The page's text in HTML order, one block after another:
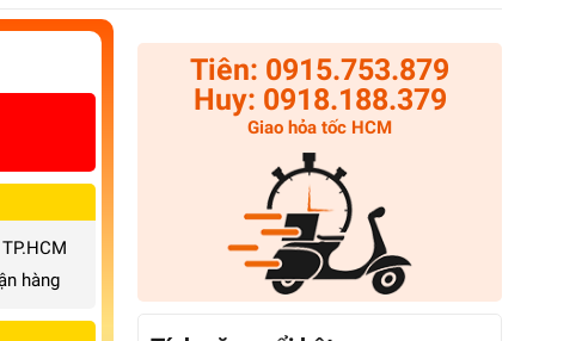
hàng
Tiên: 0915.753.879
Huy: 0918.188.379
Giao hỏa tốc HCM